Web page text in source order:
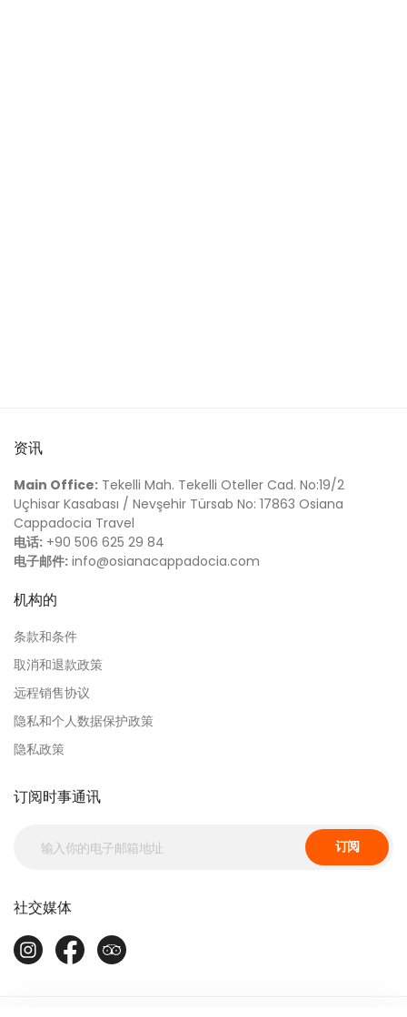
资讯
Main Office: Tekelli Mah. Tekelli Oteller Cad. No:19/2
Uçhisar Kasabası / Nevşehir Türsab No: 17863 Osiana
Cappadocia Travel
电话: +90 506 625 29 84
电子邮件: info@osianacappadocia.com
机构的
条款和条件
取消和退款政策
远程销售协议
隐私和个人数据保护政策
隐私政策
订阅时事通讯
订阅
社交媒体